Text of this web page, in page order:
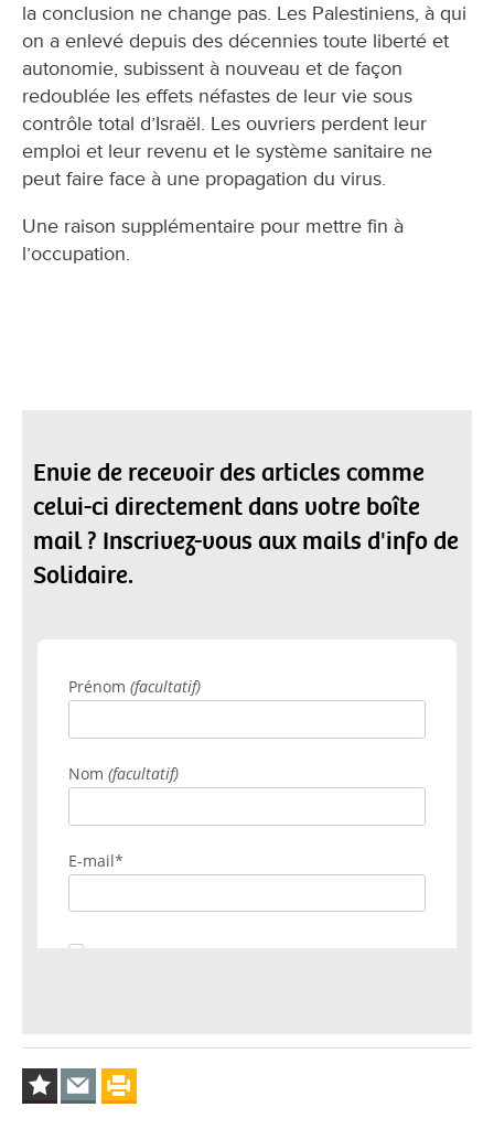
la conclusion ne change pas. Les Palestiniens, à qui
on a enlevé depuis des décennies toute liberté et
autonomie, subissent à nouveau et de façon
redoublée les effets néfastes de leur vie sous
contrôle total d’Israël. Les ouvriers perdent leur
emploi et leur revenu et le système sanitaire ne
peut faire face à une propagation du virus.
Une raison supplémentaire pour mettre fin à
l’occupation.
Envie de recevoir des articles comme
celui-ci directement dans votre boîte
mail ? Inscrivez-vous aux mails d'info de
Solidaire.